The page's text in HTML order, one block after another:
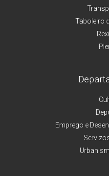
Taboleiro
Emprego e